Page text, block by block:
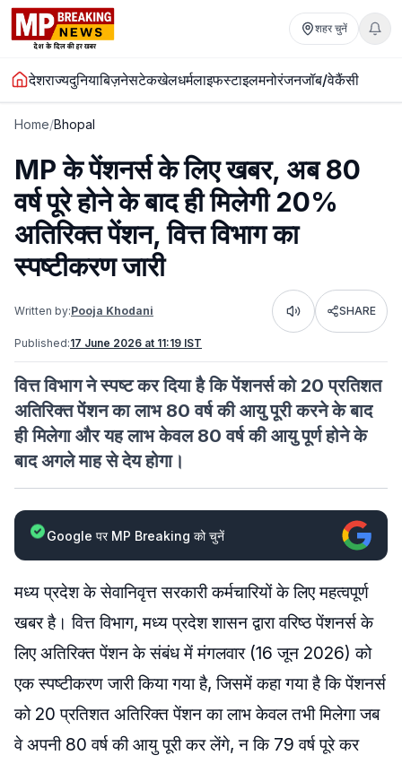
शहर चुनें
देशराज्यदुनियाबिज़नेसटेकखेलधर्मलाइफस्टाइलमनोरंजनजॉब/वेकैंसी
Home/Bhopal
MP के पेंशनर्स के लिए खबर, अब 80
वर्ष पूरे होने के बाद ही मिलेगी 20%
अतिरिक्त पेंशन, वित्त विभाग का
स्पष्टीकरण जारी
Written by:Pooja Khodani Listen SHARE
Published:17 June 2026 at 11:19 IST
वित्त विभाग ने स्पष्ट कर दिया है कि पेंशनर्स को 20 प्रतिशत
अतिरिक्त पेंशन का लाभ 80 वर्ष की आयु पूरी करने के बाद
ही मिलेगा और यह लाभ केवल 80 वर्ष की आयु पूर्ण होने के
बाद अगले माह से देय होगा।
Google पर MP Breaking को चुनें
मध्य प्रदेश के सेवानिवृत्त सरकारी कर्मचारियों के लिए महत्वपूर्ण
खबर है। वित्त विभाग, मध्य प्रदेश शासन द्वारा वरिष्ठ पेंशनर्स के
लिए अतिरिक्त पेंशन के संबंध में ​मंगलवार (16 जून 2026) को
एक स्पष्टीकरण जारी किया गया है, जिसमें कहा गया है कि पेंशनर्स
को 20 प्रतिशत अतिरिक्त पेंशन का लाभ केवल तभी मिलेगा जब
वे अपनी 80 वर्ष की आयु पूरी कर लेंगे, न कि 79 वर्ष पूरे कर